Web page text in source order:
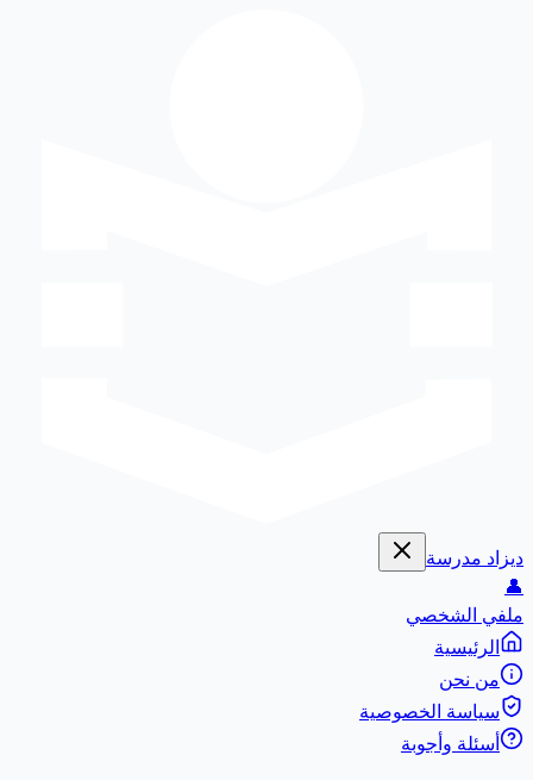
ديزاد مدرسة
👤
ملفي الشخصي
الرئيسية
من نحن
سياسة الخصوصية
أسئلة وأجوبة